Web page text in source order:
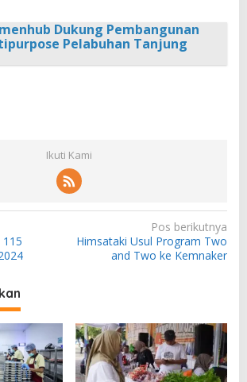
Dukung Pembangunan
Pelabuhan Tanjung
Ikuti Kami
Pos berikutnya
Himsataki Usul Program Two
and Two ke Kemnaker